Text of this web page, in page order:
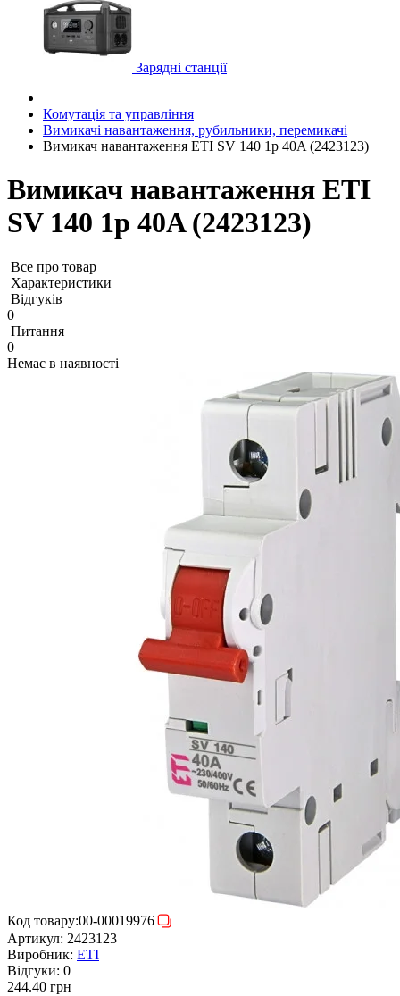
Зарядні станції
Комутація та управління
Вимикачі навантаження, рубильники, перемикачі
Вимикач навантаження ETI SV 140 1p 40A (2423123)
Вимикач навантаження ETI
SV 140 1p 40A (2423123)
Все про товар
Характеристики
Відгуків
0
Питання
0
Немає в наявності
Код товару:00-00019976
Артикул: 2423123
Виробник: ETI
Відгуки: 0
244.40 грн